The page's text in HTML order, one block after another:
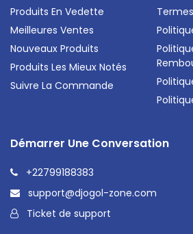
Produits En Vedette
Meilleures Ventes
Nouveaux Produits
Produits Les Mieux Notés
Suivre La Commande
Démarrer Une Conversation
+22799188383
support@djogol-zone.com
Ticket de support